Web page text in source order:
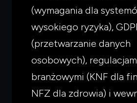
(wymagania dla
wysokiego ryzyka),
(przetwarzanie danych
osobowych),
branżowymi (KNF dla
NFZ dla zdrowia) i